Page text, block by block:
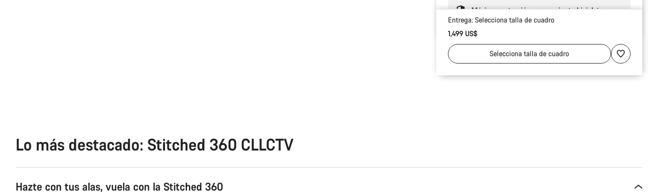
Máxima protección para enviar tu bicicleta
Entrega: Selecciona talla de cuadro
1,499 US$
Seleccionatalla de cuadro
Lo más destacado: Stitched 360 CLLCTV
Hazte con tus alas, vuela con la Stitched 360